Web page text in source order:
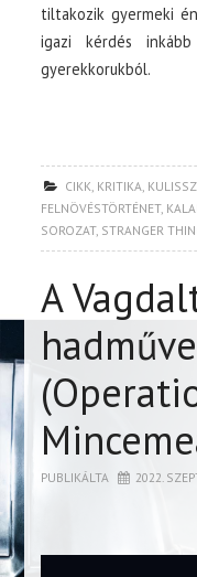
tiltakozik gyermeki
igazi kérdés
gyerekkorukból.
CIKK, KRITIKA,
FELNÖVÉSTÖRTÉNET,
SOROZAT, STRANGER
A
PUBLIKÁLTA 2022.